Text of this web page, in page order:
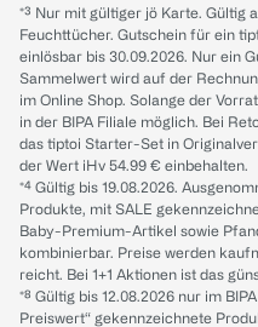
*³ Nur mit gültiger jö Karte. Gültig
Feuchttücher. Gutschein für ein
einlösbar bis 30.09.2026. Nur ein
Sammelwert wird auf der
im Online Shop. Solange der
in der BIPA Filiale möglich. Bei
das tiptoi Starter-Set in
der Wert iHv 54.99 € einbehalten.
*⁴ Gültig bis 19.08.2026.
Produkte, mit SALE
Baby-Premium-Artikel sowie
kombinierbar. Preise werden
reicht. Bei 1+1 Aktionen ist das
*⁸ Gültig bis 12.08.2026 nur im
Preiswert“ gekennzeichnete